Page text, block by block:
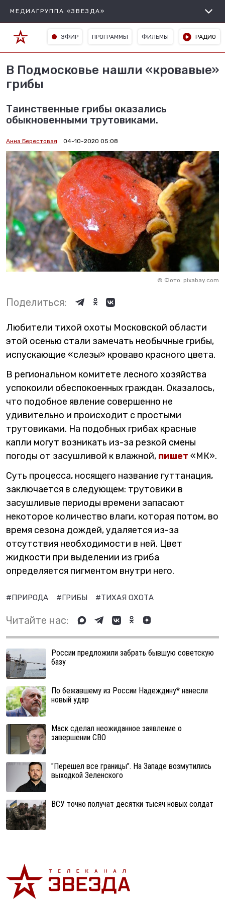
МЕДИАГРУППА «ЗВЕЗДА»
ЭФИР ПРОГРАММЫ ФИЛЬМЫ РАДИО
В Подмосковье нашли «кровавые»
грибы
Таинственные грибы оказались
обыкновенными трутовиками.
Анна Берестовая 04-10-2020 05:08
© Фото: pixabay.com
Поделиться:
Любители тихой охоты Московской области
этой осенью стали замечать необычные грибы,
испускающие «слезы» кроваво красного цвета.
В региональном комитете лесного хозяйства
успокоили обеспокоенных граждан. Оказалось,
что подобное явление совершенно не
удивительно и происходит с простыми
трутовиками. На подобных грибах красные
капли могут возникать из-за резкой смены
погоды от засушливой к влажной, пишет «МК».
Суть процесса, носящего название гуттанация,
заключается в следующем: трутовики в
засушливые периоды времени запасают
некоторое количество влаги, которая потом, во
время сезона дождей, удаляется из-за
отсутствия необходимости в ней. Цвет
жидкости при выделении из гриба
определяется пигментом внутри него.
#ПРИРОДА #ГРИБЫ #ТИХАЯ ОХОТА
Читайте нас:
России предложили забрать бывшую советскую
базу
По бежавшему из России Надеждину* нанесли
новый удар
Маск сделал неожиданное заявление о
завершении СВО
"Перешел все границы". На Западе возмутились
выходкой Зеленского
ВСУ точно получат десятки тысяч новых солдат